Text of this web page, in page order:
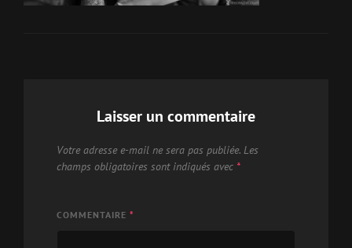
Laisser un commentaire
Votre adresse e-mail ne sera pas publiée. Les
champs obligatoires sont indiqués avec *
COMMENTAIRE *